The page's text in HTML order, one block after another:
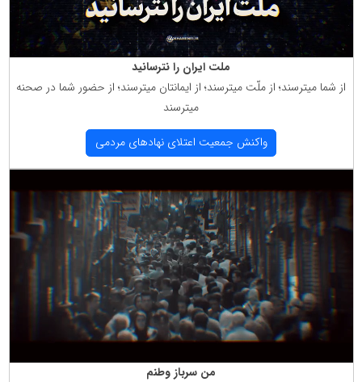
ملت ایران را نترسانید
از شما میترسند؛ از ملّت میترسند؛ از ایمانتان میترسند؛ از حضور شما در صحنه
میترسند
واكنش جمعیت اعتلای نهادهای مردمی
من سرباز وطنم